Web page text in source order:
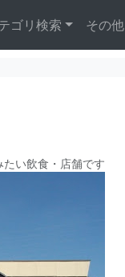
ゴリ検索 その他
い飲食・店舗です